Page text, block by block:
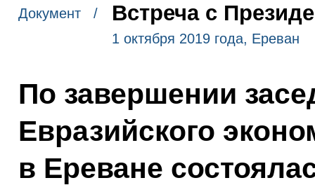
Документ / Встреча с
1 октября 2019 года, Ереван
По завершении
Евразийского
в Ереване